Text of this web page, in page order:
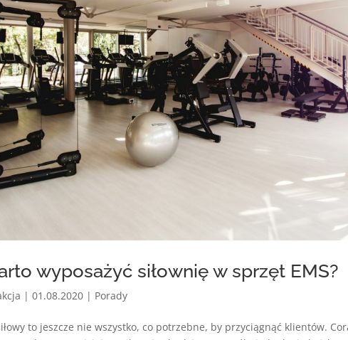
wyposażyć siłownię w sprzęt EMS?
|01.08.2020 | Porady
to jeszcze nie wszystko, co potrzebne, by przyciągnąć klientów.